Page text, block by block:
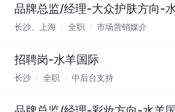
品牌总监/经理-大众护肤方向-
长沙、上海 全职 市场营销媒介
招聘岗-水羊国际
长沙 全职 中后台支持